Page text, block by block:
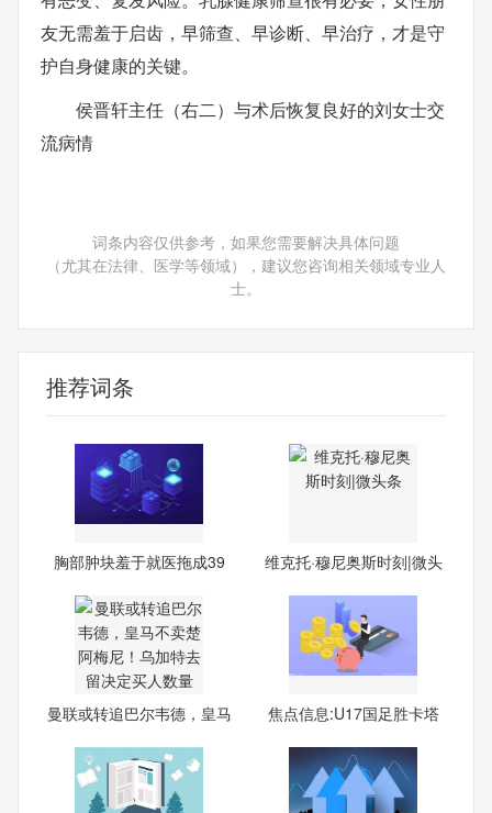
友无需羞于启齿，早筛查、早诊断、早治疗，才是守
护自身健康的关键。
侯晋轩主任（右二）与术后恢复良好的刘女士交
流病情
词条内容仅供参考，如果您需要解决具体问题
（尤其在法律、医学等领域），建议您咨询相关领域专业人
士。
推荐词条
胸部肿块羞于就医拖成39
维克托·穆尼奥斯时刻|微头
曼联或转追巴尔韦德，皇马
焦点信息:U17国足胜卡塔